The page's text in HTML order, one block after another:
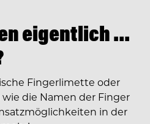
eigentlich …
Fingerlimette oder
die Namen der Finger
in der